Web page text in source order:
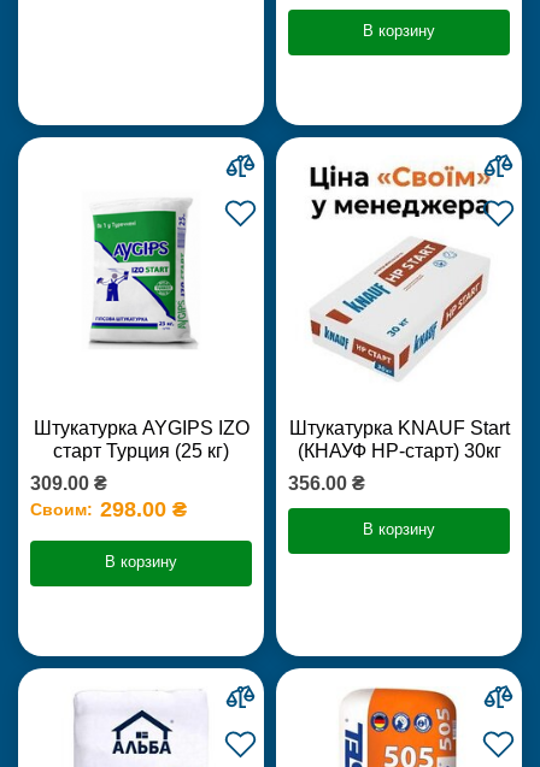
В корзину
Штукатурка AYGIPS IZO
старт Турция (25 кг)
309.00 ₴
Своим: 298.00 ₴
В корзину
Штукатурка KNAUF Start
(КНАУФ НР-старт) 30кг
356.00 ₴
В корзину